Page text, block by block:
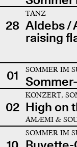
28
TANZ
Aldebs /
raising
01 SOMMER IM
02
KONZERT,
High on
AMÆMI &
SOMMER IM